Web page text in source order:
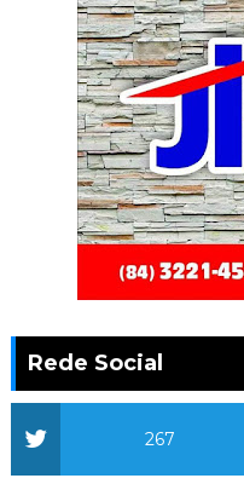
Rede Social
267